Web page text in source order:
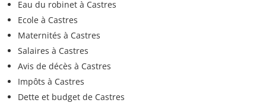
Eau du robinet à Castres
Ecole à Castres
Maternités à Castres
Salaires à Castres
Avis de décès à Castres
Impôts à Castres
Dette et budget de Castres